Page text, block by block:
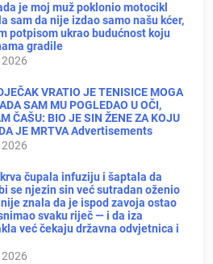
je moj muž poklonio motocikl
sam da nije izdao samo našu kćer,
potpisom ukrao budućnost koju
gradile
VRATIO JE TENISICE MOGA
SAM MU POGLEDAO U OČI,
ČAŠU: BIO JE SIN ŽENE ZA KOJU
JE MRTVA Advertisements
čupala infuziju i šaptala da
se njezin sin već sutradan oženio
znala da je ispod zavoja ostao
svaku riječ — i da iza
već čekaju državna odvjetnica i